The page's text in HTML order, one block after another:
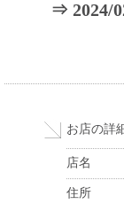
⇒ 2024/
お店の詳
店名
住所